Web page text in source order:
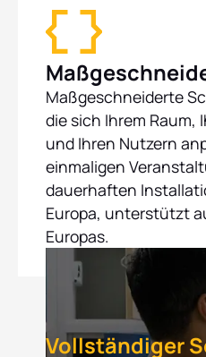
Maßgeschneiderte
die sich Ihrem Raum,
und Ihren Nutzern
einmaligen
dauerhaften
Europa, unterstützt
Europas.
Vollständiger